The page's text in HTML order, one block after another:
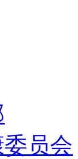
员会